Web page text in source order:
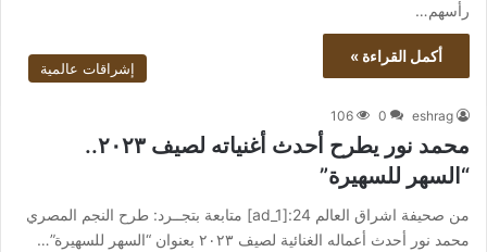
رأسهم…
أكمل القراءة »
إشراقات عالمية
eshrag
0
106
محمد نور يطرح أحدث أغنياته لصيف ٢٠٢٣..
“السهر للسهيرة”
من صحيفة اشراق العالم 24:[ad_1] متابعة بتجــرد: طرح النجم المصري
محمد نور أحدث أعماله الغنائية لصيف ٢٠٢٣ بعنوان “السهر للسهيرة”…